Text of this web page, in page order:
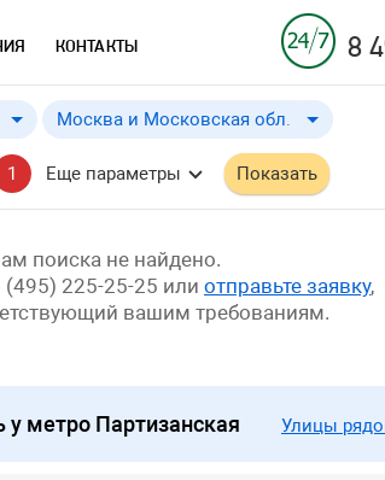
КОНТАКТЫ 8
Москва и Московская обл.
Москва и Московская обл.
Москва
1 Еще параметры Показать
поиска не найдено.
(495) 225-25-25 или отправьте заявку,
вашим требованиям.
метро Партизанская Улицы